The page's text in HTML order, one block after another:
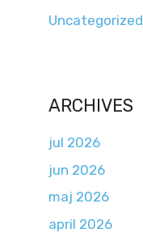
Uncategorized
ARCHIVES
jul 2026
jun 2026
maj 2026
april 2026